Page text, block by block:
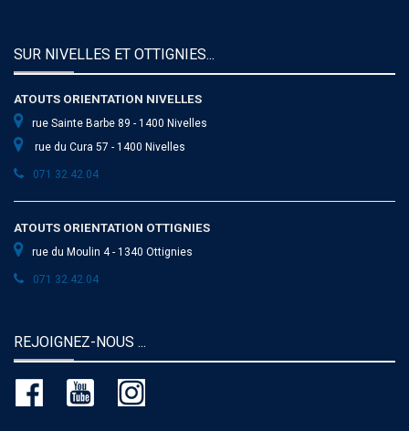
SUR NIVELLES ET OTTIGNIES...
ATOUTS ORIENTATION NIVELLES
rue Sainte Barbe 89 - 1400 Nivelles
rue du Cura 57 - 1400 Nivelles
071 32.42.04
ATOUTS ORIENTATION OTTIGNIES
rue du Moulin 4 - 1340 Ottignies
071 32.42.04
REJOIGNEZ-NOUS ...